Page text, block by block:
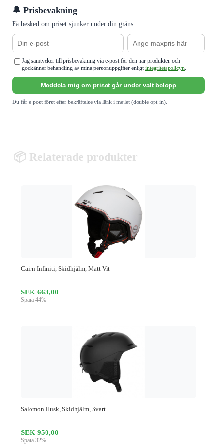
🔔 Prisbevakning
Få besked om priset sjunker under din gräns.
Jag samtycker till prisbevakning via e-post för den här produkten och
godkänner behandling av mina personuppgifter enligtintegritetspolicyn.
Meddela mig om priset går under valt belopp
Du får e-post först efter bekräftelse via länk i mejlet (double opt-in).
📦 Relaterade produkter
Cairn Infiniti, Skidhjälm, Matt Vit
SEK 663,00
Spara 44%
Salomon Husk, Skidhjälm, Svart
SEK 950,00
Spara 32%